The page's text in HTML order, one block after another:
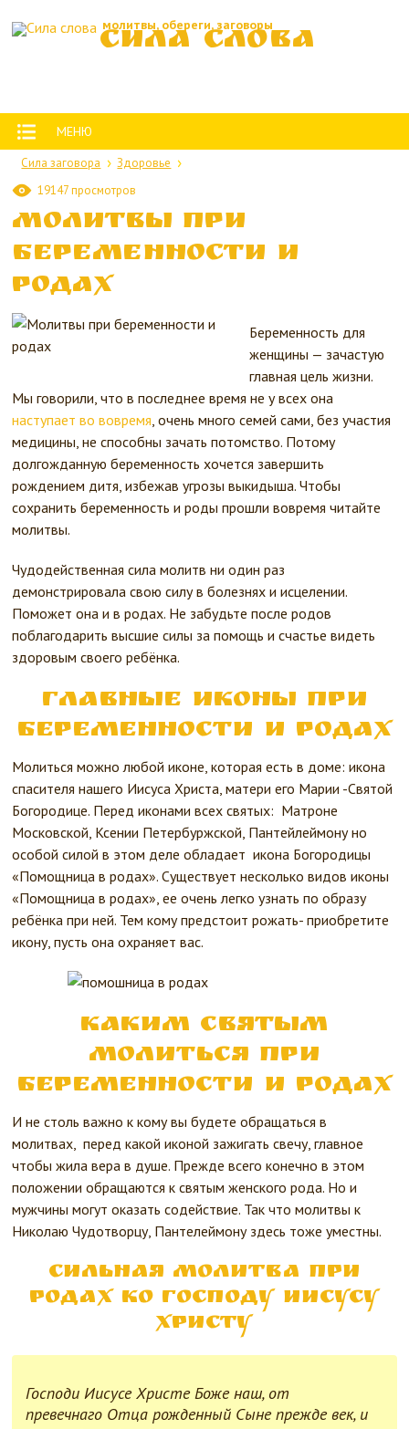
Сила слова
молитвы, обереги, заговоры
МЕНЮ
Сила заговора
Здоровье
19147 просмотров
Молитвы при
беременности и
родах
Беременность для
женщины — зачастую
главная цель жизни.
Мы говорили, что в последнее время не у всех она
наступает во вовремя, очень много семей сами, без участия
медицины, не способны зачать потомство. Потому
долгожданную беременность хочется завершить
рождением дитя, избежав угрозы выкидыша. Чтобы
сохранить беременность и роды прошли вовремя читайте
молитвы.
Чудодейственная сила молитв ни один раз
демонстрировала свою силу в болезнях и исцелении.
Поможет она и в родах. Не забудьте после родов
поблагодарить высшие силы за помощь и счастье видеть
здоровым своего ребёнка.
Главные иконы при
беременности и родах
Молиться можно любой иконе, которая есть в доме: икона
спасителя нашего Иисуса Христа, матери его Марии -Святой
Богородице. Перед иконами всех святых: Матроне
Московской, Ксении Петербуржской, Пантейлеймону но
особой силой в этом деле обладает икона Богородицы
«Помощница в родах». Существует несколько видов иконы
«Помощница в родах», ее очень легко узнать по образу
ребёнка при ней. Тем кому предстоит рожать- приобретите
икону, пусть она охраняет вас.
Каким Святым
молиться при
беременности и родах
И не столь важно к кому вы будете обращаться в
молитвах, перед какой иконой зажигать свечу, главное
чтобы жила вера в душе. Прежде всего конечно в этом
положении обращаются к святым женского рода. Но и
мужчины могут оказать содействие. Так что молитвы к
Николаю Чудотворцу, Пантелеймону здесь тоже уместны.
Сильная молитва при
родах ко Господу Иисусу
Христу
Господи Иисусе Христе Боже наш, от
превечнаго Отца рожденный Сыне прежде век, и